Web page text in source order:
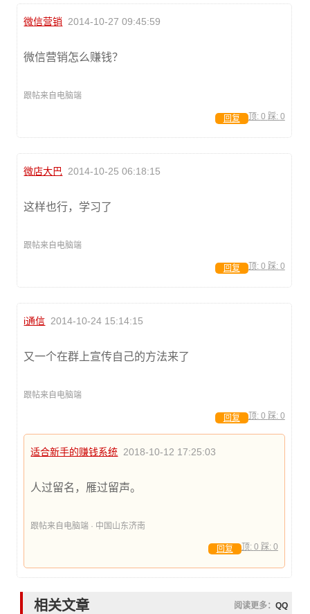
微信营销 2014-10-27 09:45:59
微信营销怎么赚钱？
跟帖来自电脑端
顶: 0 踩: 0
回复
微店大巴 2014-10-25 06:18:15
这样也行，学习了
跟帖来自电脑端
顶: 0 踩: 0
回复
i通信 2014-10-24 15:14:15
又一个在群上宣传自己的方法来了
跟帖来自电脑端
顶: 0 踩: 0
回复
适合新手的赚钱系统 2018-10-12 17:25:03
人过留名，雁过留声。
跟帖来自电脑端 · 中国山东济南
顶: 0 踩: 0
回复
相关文章 阅读更多： QQ